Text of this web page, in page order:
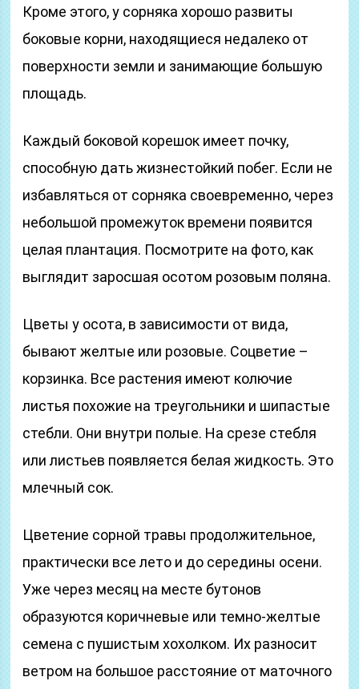
Кроме этого, у сорняка хорошо развиты
боковые корни, находящиеся недалеко от
поверхности земли и занимающие большую
площадь.
Каждый боковой корешок имеет почку,
способную дать жизнестойкий побег. Если не
избавляться от сорняка своевременно, через
небольшой промежуток времени появится
целая плантация. Посмотрите на фото, как
выглядит заросшая осотом розовым поляна.
Цветы у осота, в зависимости от вида,
бывают желтые или розовые. Соцветие –
корзинка. Все растения имеют колючие
листья похожие на треугольники и шипастые
стебли. Они внутри полые. На срезе стебля
или листьев появляется белая жидкость. Это
млечный сок.
Цветение сорной травы продолжительное,
практически все лето и до середины осени.
Уже через месяц на месте бутонов
образуются коричневые или темно-желтые
семена с пушистым хохолком. Их разносит
ветром на большое расстояние от маточного